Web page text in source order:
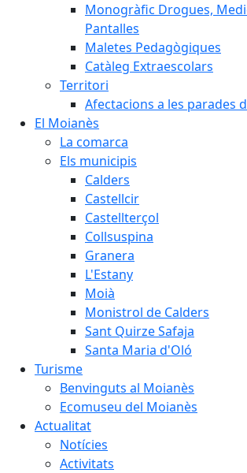
Monogràfic Drogues,
Pantalles
Maletes Pedagògiques
Catàleg Extraescolars
Territori
Afectacions a les parades
El Moianès
La comarca
Els municipis
Calders
Castellcir
Castellterçol
Collsuspina
Granera
L'Estany
Moià
Monistrol de Calders
Sant Quirze Safaja
Santa Maria d'Oló
Turisme
Benvinguts al Moianès
Ecomuseu del Moianès
Actualitat
Notícies
Activitats